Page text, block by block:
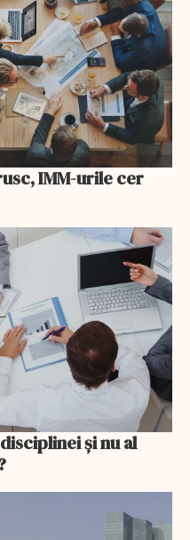
IMM-urile cer
și nu al